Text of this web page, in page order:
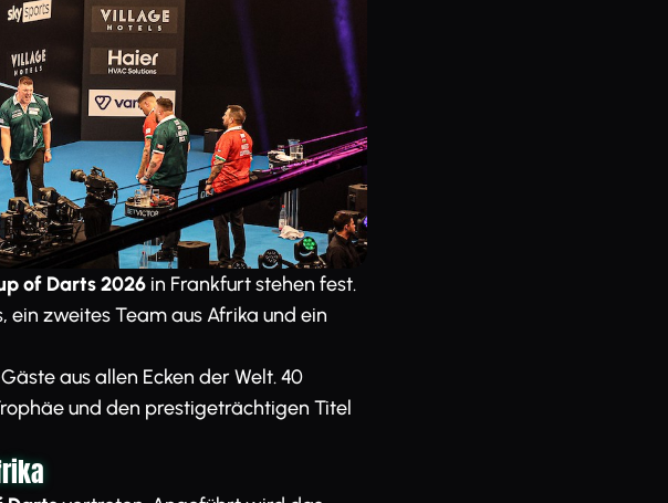
of Darts 2026 in Frankfurt stehen fest.
ein zweites Team aus Afrika und ein
aus allen Ecken der Welt. 40
und den prestigeträchtigen Titel